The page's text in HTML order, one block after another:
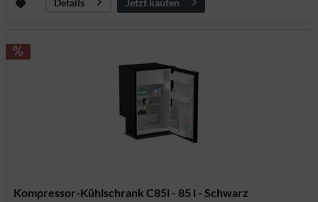
Details Jetzt kaufen
Kompressor-Kühlschrank C85i - 85 l - Schwarz